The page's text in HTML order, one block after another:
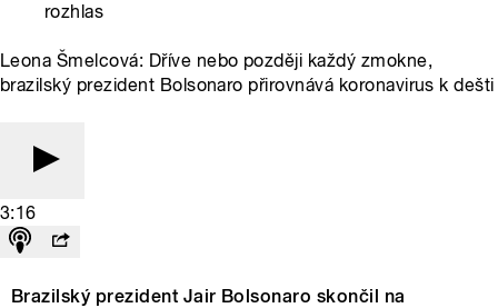
rozhlas
Leona Šmelcová: Dříve nebo později každý zmokne,
brazilský prezident Bolsonaro přirovnává koronavirus k dešti
3:16
Brazilský prezident Jair Bolsonaro skončil na